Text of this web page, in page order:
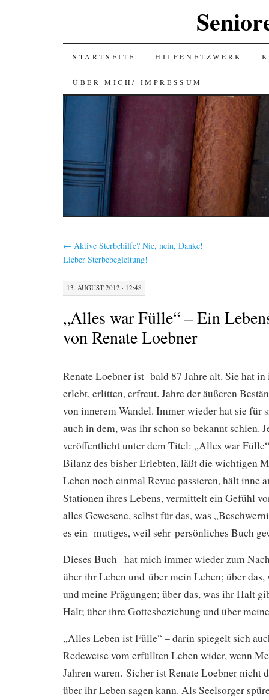
SKIP
TO
CONTENT
STARTSEITE HILFENETZWERK
ÜBER MICH/ IMPRESSUM
← Aktive Sterbehilfe? Nie, nein, Danke!
Lieber Sterbebegleitung!
13. AUGUST 2012 · 12:48
„Alles war Fülle“ – Ein
von Renate Loebner
Renate Loebner ist bald 87 Jahre alt. Sie hat
erlebt, erlitten, erfreut. Jahre der äußeren
von innerem Wandel. Immer wieder hat sie für
auch in dem, was ihr schon so bekannt schien.
veröffentlicht unter dem Titel: „Alles war
Bilanz des bisher Erlebten, läßt die wichtigen
Leben noch einmal Revue passieren, hält inne
Stationen ihres Lebens, vermittelt ein Gefühl
alles Gewesene, selbst für das, was
es ein mutiges, weil sehr persönliches Buch
Dieses Buch hat mich immer wieder zum
über ihr Leben und über mein Leben; über das,
und meine Prägungen; über das, was ihr Halt
Halt; über ihre Gottesbeziehung und über
„Alles Leben ist Fülle“ – darin spiegelt sich
Redeweise vom erfüllten Leben wider, wenn
Jahren waren. Sicher ist Renate Loebner nicht
über ihr Leben sagen kann. Als Seelsorger